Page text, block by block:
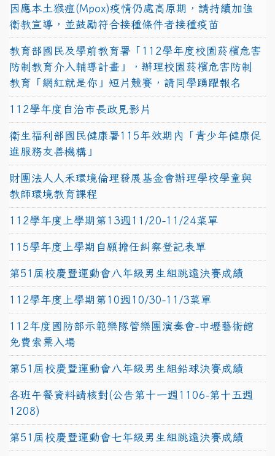
因應本土猴痘(Mpox)疫情仍處高原期，請持續加強
衛教宣導，並鼓勵符合接種條件者接種疫苗
教育部國民及學前教育署「112學年度校園菸檳危害
防制教育介入輔導計畫」，辦理校園菸檳危害防制
教育「網紅就是你」短片競賽，請同學踴躍報名
112學年度自治市長政見影片
衛生福利部國民健康署115年效期內「青少年健康促
進服務友善機構」
財團法人人禾環境倫理發展基金會辦理學校學童與
教師環境教育課程
112學年度上學期第13週11/20-11/24菜單
115學年度上學期自願擔任糾察登記表單
第51屆校慶暨運動會八年級男生組跳遠決賽成績
112學年度上學期第10週10/30-11/3菜單
112年度國防部示範樂隊管樂團演奏會-中壢藝術館
免費索票入場
第51屆校慶暨運動會八年級男生組鉛球決賽成績
各班午餐資料請核對(公告第十一週1106-第十五週
1208)
第51屆校慶暨運動會七年級男生組跳遠決賽成績